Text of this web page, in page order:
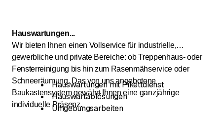
Hauswartungen...
Wir bieten Ihnen einen Vollservice für industrielle,
gewerbliche und private Bereiche: ob Treppenhaus- oder
Fensterreinigung bis hin zum Rasenmähservice oder
Schneeräumung. Das von uns angebotene
Baukastensystem gewährt Ihnen eine ganzjährige
individuelle Präsenz.
Hauswartungen mit Pikettdienst
Hauswartablösungen
Umgebungsarbeiten